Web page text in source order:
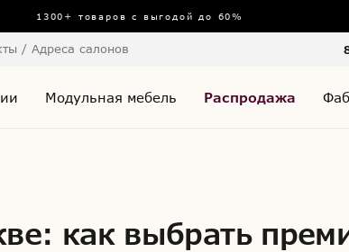
1300+ товаров с выгодой до 60%
/ Адреса салонов
Модульная мебель Распродажа
как выбрать